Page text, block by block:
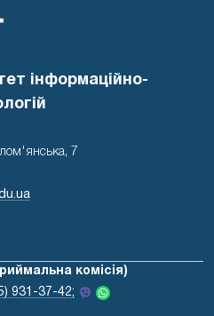
інформаційно-
7
комісія)
931-37-42;